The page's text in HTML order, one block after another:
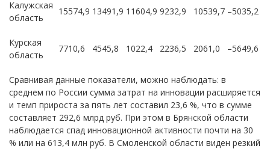
Калужская
область
15574,9 13491,9 11604,9 9232,9 10539,7 –5035,2
Курская
область
7710,6 4545,8 1022,4 2236,5 2061,0 –5649,6
Сравнивая данные показатели, можно наблюдать: в
среднем по России сумма затрат на инновации расширяется
и темп прироста за пять лет составил 23,6 %, что в сумме
составляет 292,6 млрд руб. При этом в Брянской области
наблюдается спад инновационной активности почти на 30
% или на 613,4 млн руб. В Смоленской области виден резкий